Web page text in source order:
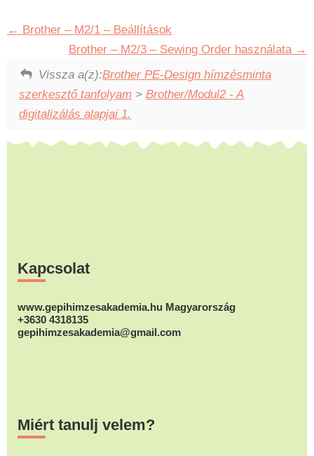
Brother – M2/1 – Beállítások
Brother – M2/3 – Sewing Order használata
Vissza a(z):Brother PE-Design hímzésminta
szerkesztő tanfolyam >Brother/Modul2 - A
digitalizálás alapjai 1.
Kapcsolat
www.gepihimzesakademia.hu Magyarország
+3630 4318135
gepihimzesakademia@gmail.com
Miért tanulj velem?